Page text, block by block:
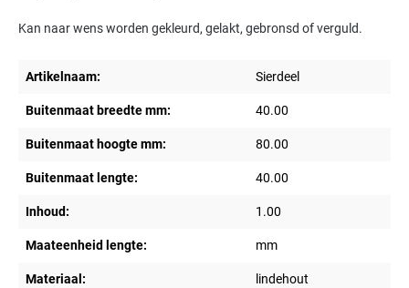
Kan naar wens worden gekleurd, gelakt, gebronsd of verguld.
Artikelnaam: Sierdeel
Buitenmaat breedte mm: 40.00
Buitenmaat hoogte mm: 80.00
Buitenmaat lengte: 40.00
Inhoud: 1.00
Maateenheid lengte: mm
Materiaal: lindehout